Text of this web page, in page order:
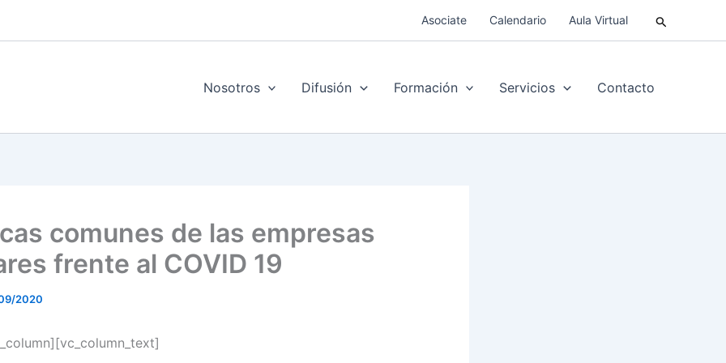
Asociate Calendario Aula Virtual Buscar
Nosotros Difusión Formación Servicios Contacto
comunes de las empresas
frente al COVID 19
2020